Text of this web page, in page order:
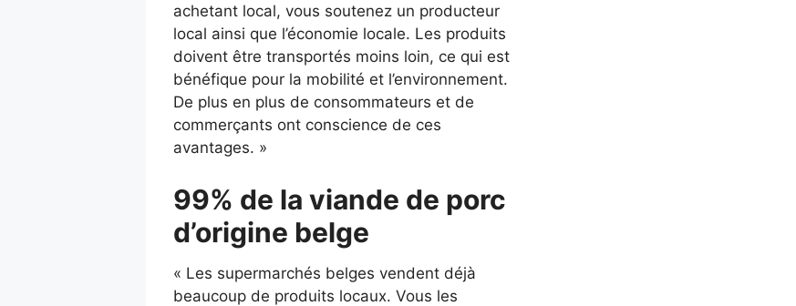
achetant local, vous soutenez un producteur
local ainsi que l’économie locale. Les produits
doivent être transportés moins loin, ce qui est
bénéfique pour la mobilité et l’environnement.
De plus en plus de consommateurs et de
commerçants ont conscience de ces
avantages. »
99% de la viande de porc
d’origine belge
« Les supermarchés belges vendent déjà
beaucoup de produits locaux. Vous les